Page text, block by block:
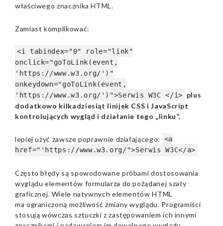
właściwego znacznika HTML.
Zamiast komplikować:
<i tabindex="0" role="link"
onclick="goToLink(event,
'https://www.w3.org/')"
onkeydown="goToLink(event,
'https://www.w3.org/')">Serwis W3C </i>
plus
dodatkowo kilkadziesiąt linijek CSS i JavaScript
kontrolujących wygląd i działanie tego „linku”.
lepiej użyć zawsze poprawnie działającego:
<a
href="'https://www.w3.org/">Serwis W3C</a>
Często błędy są spowodowane próbami dostosowania
wyglądu elementów formularza do pożądanej szaty
graficznej. Wiele natywnych elementów HTML
ma ograniczoną możliwość zmiany wyglądu. Programiści
stosują wówczas sztuczki z zastępowaniem ich innymi